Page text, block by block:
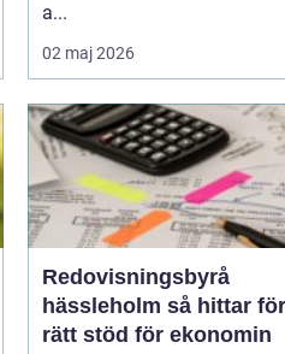
a...
02 maj 2026
Redovisningsbyrå
hässleholm så hittar företag
rätt stöd för ekonomin